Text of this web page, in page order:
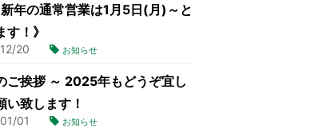
年の通常営業は1月5日(月)～と
す！》
20 お知らせ
ご挨拶 ～ 2025年もどうぞ宜し
い致します！
01 お知らせ